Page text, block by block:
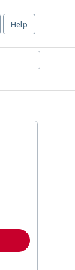
Help